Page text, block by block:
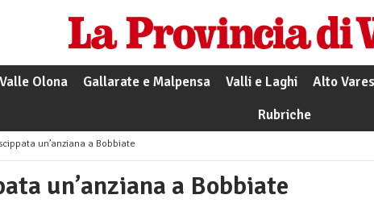
Olona Gallarate e Malpensa Valli e Laghi Alto
Rubriche
un’anziana a Bobbiate
un’anziana a Bobbiate